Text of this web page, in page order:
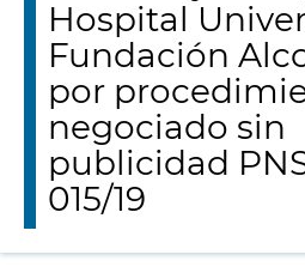
Hospital
Fundación
por
negociado sin
publicidad
015/19